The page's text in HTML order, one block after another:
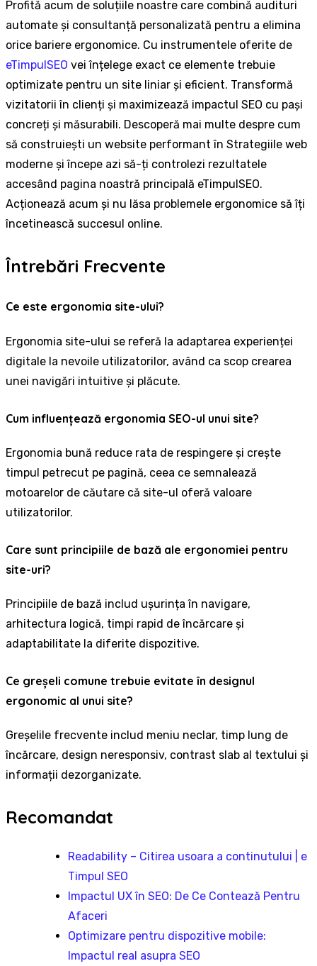
Profită acum de soluțiile noastre care combină audituri
automate și consultanță personalizată pentru a elimina
orice bariere ergonomice. Cu instrumentele oferite de
eTimpulSEO vei înțelege exact ce elemente trebuie
optimizate pentru un site liniar și eficient. Transformă
vizitatorii în clienți și maximizează impactul SEO cu pași
concreți și măsurabili. Descoperă mai multe despre cum
să construiești un website performant în Strategiile web
moderne și începe azi să-ți controlezi rezultatele
accesând pagina noastră principală eTimpulSEO.
Acționează acum şi nu lăsa problemele ergonomice să îți
încetinească succesul online.
Întrebări Frecvente
Ce este ergonomia site-ului?
Ergonomia site-ului se referă la adaptarea experienței
digitale la nevoile utilizatorilor, având ca scop crearea
unei navigări intuitive și plăcute.
Cum influențează ergonomia SEO-ul unui site?
Ergonomia bună reduce rata de respingere și crește
timpul petrecut pe pagină, ceea ce semnalează
motoarelor de căutare că site-ul oferă valoare
utilizatorilor.
Care sunt principiile de bază ale ergonomiei pentru
site-uri?
Principiile de bază includ ușurința în navigare,
arhitectura logică, timpi rapid de încărcare și
adaptabilitate la diferite dispozitive.
Ce greșeli comune trebuie evitate în designul
ergonomic al unui site?
Greșelile frecvente includ meniu neclar, timp lung de
încărcare, design neresponsiv, contrast slab al textului și
informații dezorganizate.
Recomandat
Readability – Citirea usoara a continutului | e
Timpul SEO
Impactul UX în SEO: De Ce Contează Pentru
Afaceri
Optimizare pentru dispozitive mobile:
Impactul real asupra SEO